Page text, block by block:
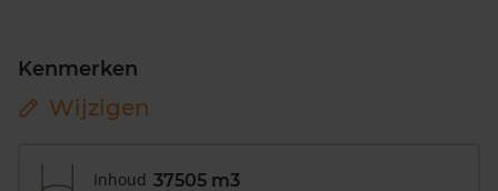
Kenmerken
Wijzigen
Inhoud 37505 m3